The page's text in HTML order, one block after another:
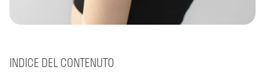
INDICE DEL CONTENUTO